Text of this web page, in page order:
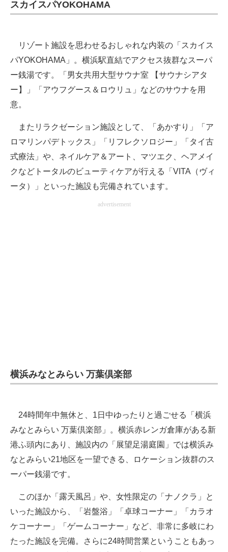
スカイスパYOKOHAMA
リゾート施設を思わせるおしゃれな内装の「スカイス
パYOKOHAMA」。横浜駅直結でアクセス抜群なスーパ
ー銭湯です。「男女共用大型サウナ室 【サウナシアタ
ー】」「アウフグース＆ロウリュ」などのサウナを用
意。
またリラクゼーション施設として、「あかすり」「ア
ロマリンパデトックス」「リフレクソロジー」「タイ古
式療法」や、ネイルケア＆アート、マツエク、ヘアメイ
クなどトータルのビューティケアが行える「VITA（ヴィ
ータ）」といった施設も完備されています。
advertisement
横浜みなとみらい 万葉倶楽部
24時間年中無休と、1日中ゆったりと過ごせる「横浜
みなとみらい 万葉倶楽部」。横浜赤レンガ倉庫がある新
港ふ頭内にあり、施設内の「展望足湯庭園」では横浜み
なとみらい21地区を一望できる、ロケーション抜群のス
ーパー銭湯です。
このほか「露天風呂」や、女性限定の「ナノクラ」と
いった施設から、「岩盤浴」「卓球コーナー」「カラオ
ケコーナー」「ゲームコーナー」など、非常に多岐にわ
たった施設を完備。さらに24時間営業ということもあっ